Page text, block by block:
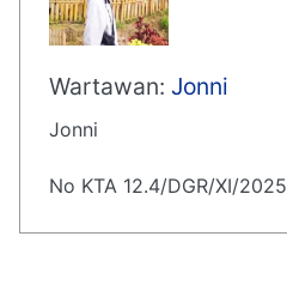
Wartawan: Jonni
Jonni
No KTA 12.4/DGR/XI/2025